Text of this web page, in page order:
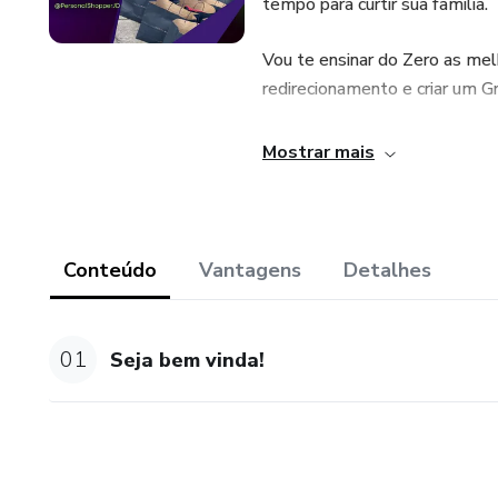
Vou te ensinar do Zero as
redirecionamento e criar um
Te mostro estratégias para
o wattsApp Business a seu
EUA.
Mostrar mais
Conteúdo Vantagens Detalhes
01 Seja bem vinda!